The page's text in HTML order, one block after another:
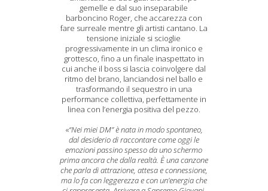
gemelle e dal suo inseparabile
barboncino Roger, che accarezza con
fare surreale mentre gli artisti cantano. La
tensione iniziale si scioglie
progressivamente in un clima ironico e
grottesco, fino a un finale inaspettato in
cui anche il boss si lascia coinvolgere dal
ritmo del brano, lanciandosi nel ballo e
trasformando il sequestro in una
performance collettiva, perfettamente in
linea con l’energia positiva del pezzo.
«“Nei miei DM” è nata in modo spontaneo,
dal desiderio di raccontare come oggi le
emozioni passino spesso da uno schermo
prima ancora che dalla realtà. È una canzone
che parla di attrazione, attesa e connessione,
ma lo fa con leggerezza e con un’energia che